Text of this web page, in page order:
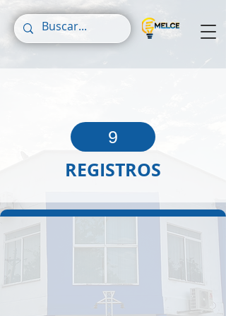
9
REGISTROS